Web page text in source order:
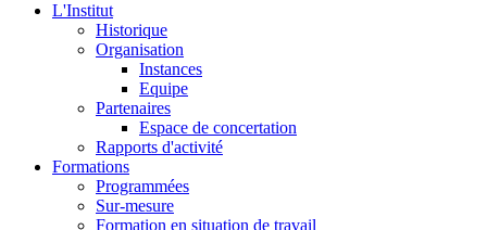
L'Institut
Historique
Organisation
Instances
Equipe
Partenaires
Espace de concertation
Rapports d'activité
Formations
Programmées
Sur-mesure
Formation en situation de travail